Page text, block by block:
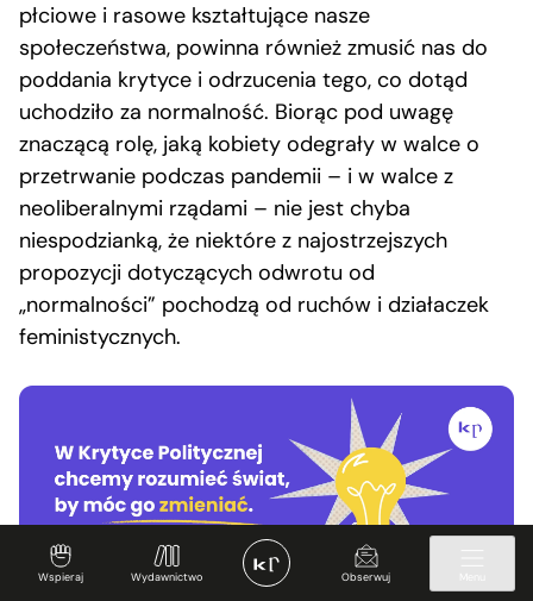
Wspieraj Wydawnictwo Obserwuj
płciowe i rasowe kształtujące nasze
społeczeństwa, powinna również zmusić nas do
poddania krytyce i odrzucenia tego, co dotąd
uchodziło za normalność. Biorąc pod uwagę
znaczącą rolę, jaką kobiety odegrały w walce o
przetrwanie podczas pandemii – i w walce z
neoliberalnymi rządami – nie jest chyba
niespodzianką, że niektóre z najostrzejszych
propozycji dotyczących odwrotu od
„normalności” pochodzą od ruchów i działaczek
feministycznych.